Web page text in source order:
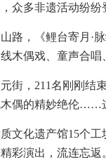
众多非遗活动纷纷
路，《鲤台寄月·
木偶戏、童声合
街，211名刚刚结
偶的精妙绝伦……
文化遗产馆15个
彩演出，流连忘返